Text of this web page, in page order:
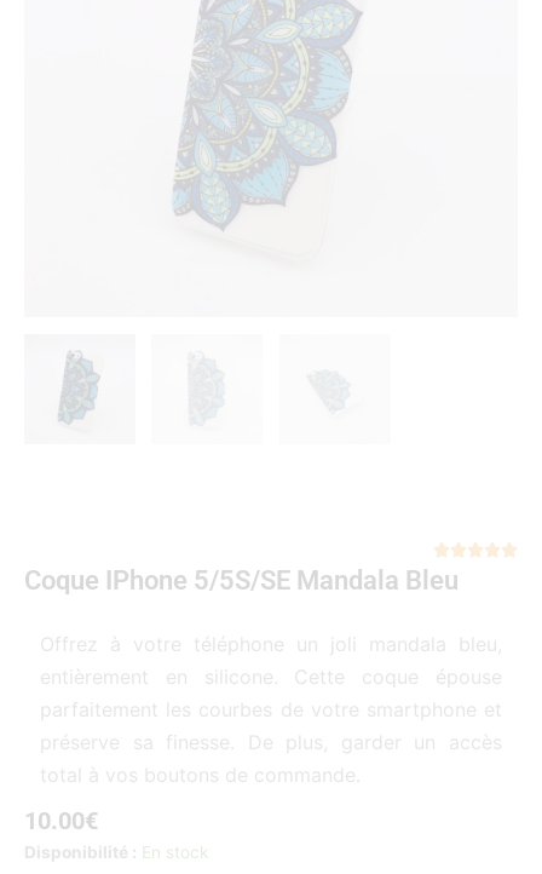

Coque IPhone 5/5S/SE Mandala Bleu
Offrez à votre téléphone un joli mandala bleu,
entièrement en silicone. Cette coque épouse
parfaitement les courbes de votre smartphone et
préserve sa finesse. De plus, garder un accès
total à vos boutons de commande.
10.00€
Disponibilité : En stock
quantité